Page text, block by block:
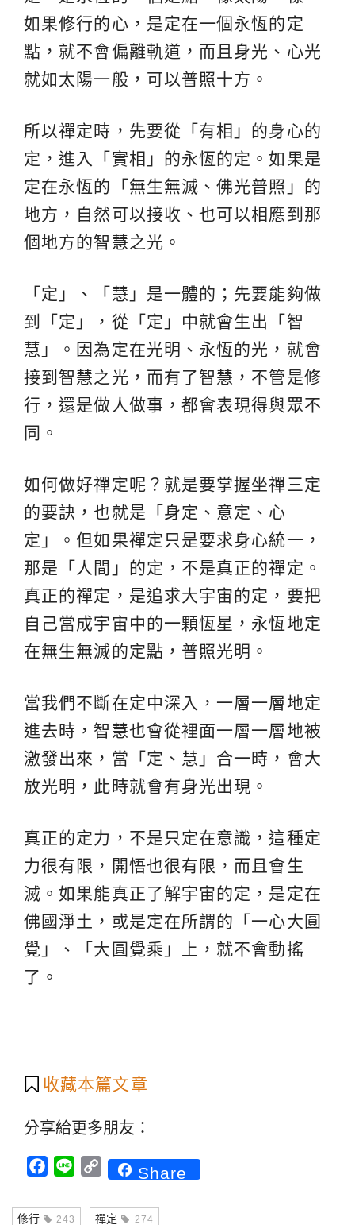
如果修行的心，是定在一個永恆的定
點，就不會偏離軌道，而且身光、心光
就如太陽一般，可以普照十方。
所以禪定時，先要從「有相」的身心的
定，進入「實相」的永恆的定。如果是
定在永恆的「無生無滅、佛光普照」的
地方，自然可以接收、也可以相應到那
個地方的智慧之光。
「定」、「慧」是一體的；先要能夠做
到「定」，從「定」中就會生出「智
慧」。因為定在光明、永恆的光，就會
接到智慧之光，而有了智慧，不管是修
行，還是做人做事，都會表現得與眾不
同。
如何做好禪定呢？就是要掌握坐禪三定
的要訣，也就是「身定、意定、心
定」。但如果禪定只是要求身心統一，
那是「人間」的定，不是真正的禪定。
真正的禪定，是追求大宇宙的定，要把
自己當成宇宙中的一顆恆星，永恆地定
在無生無滅的定點，普照光明。
當我們不斷在定中深入，一層一層地定
進去時，智慧也會從裡面一層一層地被
激發出來，當「定、慧」合一時，會大
放光明，此時就會有身光出現。
真正的定力，不是只定在意識，這種定
力很有限，開悟也很有限，而且會生
滅。如果能真正了解宇宙的定，是定在
佛國淨土，或是定在所謂的「一心大圓
覺」、「大圓覺乘」上，就不會動搖
了。
收藏本篇文章
分享給更多朋友：
Facebook
Line CopyShare
修行 243 禪定 274